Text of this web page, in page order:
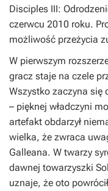
Disciples III:
czerwcu 2010 roku.
możliwość przeżycia
W pierwszym
gracz staje na czele
Wszystko zaczyna się
– pięknej władczyni
artefakt obdarzył
wielka, że zwraca
Galleana. W twarzy
dawnej towarzyszki
uznaje, że oto